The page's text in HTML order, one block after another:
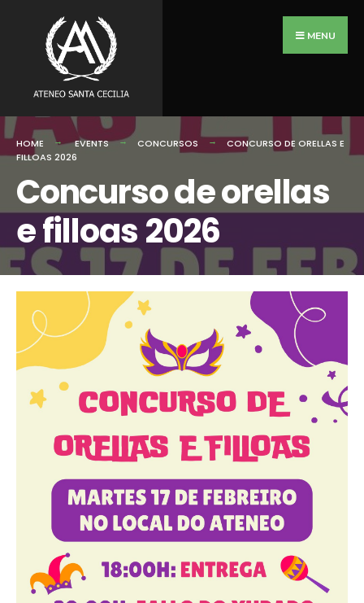
content
MENU
HOME EVENTS CONCURSOS
CONCURSO DE ORELLAS E
FILLOAS 2026
Concurso de orellas
e filloas 2026
for: